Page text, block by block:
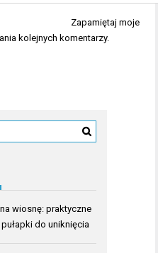
Zapamiętaj moje
kolejnych komentarzy.
wiosnę: praktyczne
do uniknięcia